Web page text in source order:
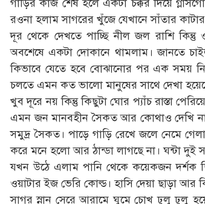
গাড়ির কাজ শেষ হলে একটা চক্কর দিয়ে
রওনা হলাম সাগরের খুঁজে যেখানে সাঁতার
দূর থেকে দেখতে পাচ্ছি নীল জল রাশি
অবশেষে একটা দোকানে থামলাম। জানতে
কিভাবে যেতে হবে বোঝানোর পর এক সময়
চলতে এমন কত ভালো মানুষের সাথে দেখা
খুব দূরে নয় কিন্তু কিছুটা ঘোর প্যাঁচ রাস্তা
এমন জন মানবহীন সৈকত আর কোথাও দেখি
সমুদ্র সৈকত। পাড়ে গাড়ি রেখে জলে নেমে
করে মনে হলো আর ঠান্ডা লাগছে না। ঘন্টা দুই
যখন উঠে এলাম পানি থেকে কয়েকজন দর্শক
ওয়াটার ইজ ভেরি কোল্ড। হাসি দেয়া ছাড়া আর
সাগর স্নান সেরে আরামে ঘুমে চোখ ঢুলু ঢুলু